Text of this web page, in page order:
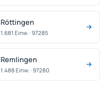
Röttingen
1.681 Einw. · 97285
Remlingen
1.488 Einw. · 97280